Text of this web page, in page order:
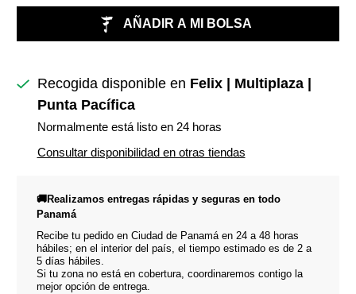
AÑADIR A MI BOLSA
Recogida disponible en Felix | Multiplaza |
Punta Pacífica
Normalmente está listo en 24 horas
Consultar disponibilidad en otras tiendas
🚚Realizamos entregas rápidas y seguras en todo
Panamá
Recibe tu pedido en Ciudad de Panamá en 24 a 48 horas
hábiles; en el interior del país, el tiempo estimado es de 2 a
5 días hábiles.
Si tu zona no está en cobertura, coordinaremos contigo la
mejor opción de entrega.